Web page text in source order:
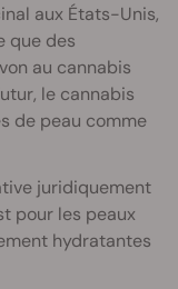
aux États-Unis,
que des
au cannabis
le cannabis
de peau comme
juridiquement
pour les peaux
hydratantes